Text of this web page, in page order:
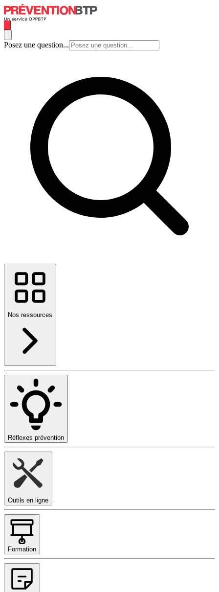
Posez une question...
Nos ressources
Réflexes prévention
Outils en ligne
Formation